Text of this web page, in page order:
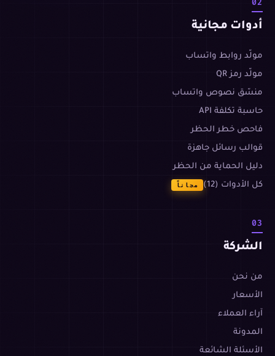
02
أدوات مجانية
مولّد روابط واتساب
مولّد رمز QR
منسّق نصوص واتساب
حاسبة تكلفة API
فاحص خطر الحظر
قوالب رسائل جاهزة
دليل الحماية من الحظر
كل الأدوات (12)
مجاناً
03
الشركة
من نحن
الأسعار
آراء العملاء
المدونة
الأسئلة الشائعة